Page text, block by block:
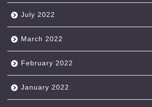
July 2022
March 2022
February 2022
January 2022